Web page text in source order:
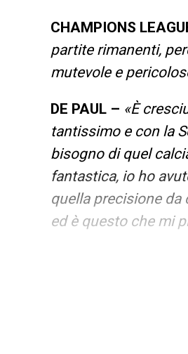
CHAMPIONS
partite rimanenti,
mutevole e
DE PAUL – «È
tantissimo e con la
bisogno di quel
fantastica, io ho
quella precisione da
ed è questo che mi
LA PLAYLIST